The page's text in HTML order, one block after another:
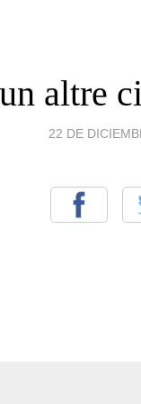
altre
22 DE